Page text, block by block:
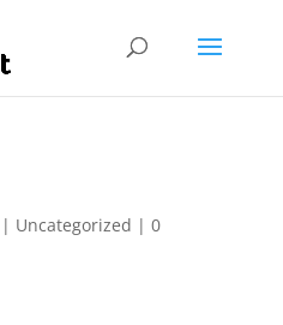
| Uncategorized | 0